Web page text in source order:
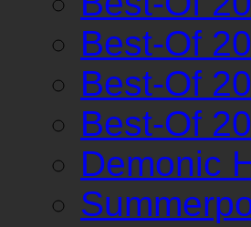
Best-Of
Best-Of
Best-Of
Demonic